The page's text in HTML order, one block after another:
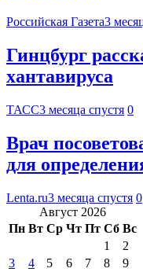
Российская Газета3
Гинцбург
хантавируса
ТАСС3 месяца спустя 0
Врач
для
Lenta.ru3 месяца спустя 0
Август 2026
Пн Вт Ср Чт Пт Сб Вс
1
2
3
4 5 6 7 8
9